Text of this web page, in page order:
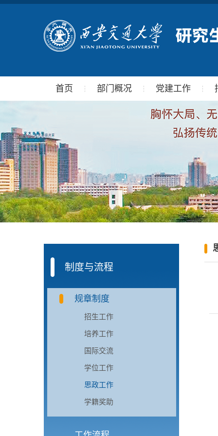
首页 部门概况 党建工作
制度与流程
规章制度
招生工作
培养工作
国际交流
学位工作
思政工作
学籍奖助